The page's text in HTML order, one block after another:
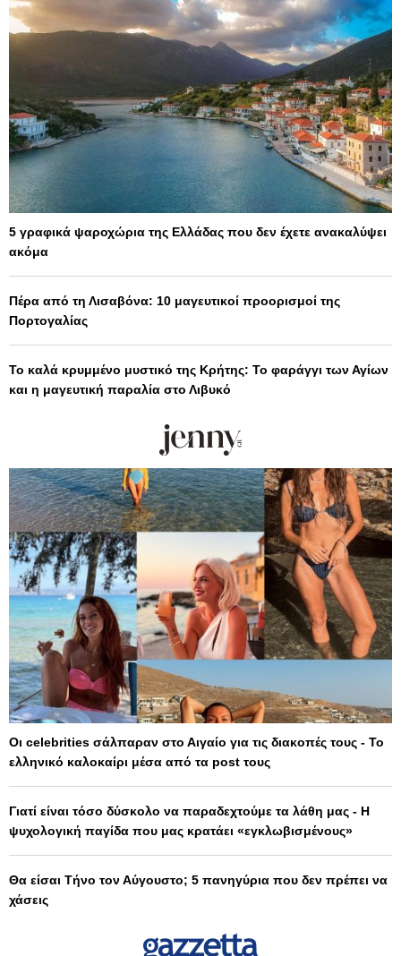
5 γραφικά ψαροχώρια της Ελλάδας που δεν έχετε ανακαλύψει
ακόμα
Πέρα από τη Λισαβόνα: 10 μαγευτικοί προορισμοί της
Πορτογαλίας
Το καλά κρυμμένο μυστικό της Κρήτης: Το φαράγγι των Αγίων
και η μαγευτική παραλία στο Λιβυκό
Οι celebrities σάλπαραν στο Αιγαίο για τις διακοπές τους - Το
ελληνικό καλοκαίρι μέσα από τα post τους
Γιατί είναι τόσο δύσκολο να παραδεχτούμε τα λάθη μας - Η
ψυχολογική παγίδα που μας κρατάει «εγκλωβισμένους»
Θα είσαι Τήνο τον Αύγουστο; 5 πανηγύρια που δεν πρέπει να
χάσεις